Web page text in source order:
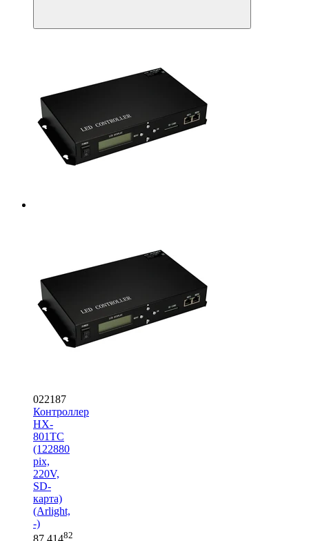
022187
Контроллер
HX-
801TC
(122880
pix,
220V,
SD-
карта)
(Arlight,
-)
87 41482